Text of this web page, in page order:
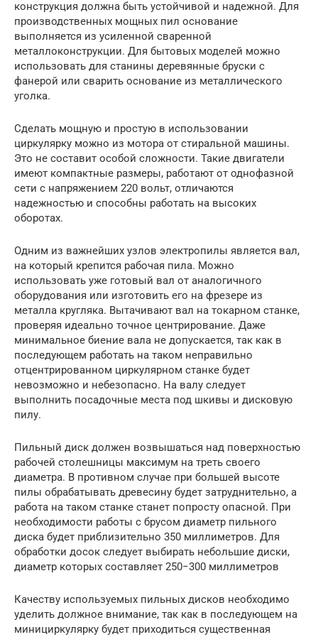
конструкция должна быть устойчивой и надежной. Для
производственных мощных пил основание
выполняется из усиленной сваренной
металлоконструкции. Для бытовых моделей можно
использовать для станины деревянные бруски с
фанерой или сварить основание из металлического
уголка.
Сделать мощную и простую в использовании
циркулярку можно из мотора от стиральной машины.
Это не составит особой сложности. Такие двигатели
имеют компактные размеры, работают от однофазной
сети с напряжением 220 вольт, отличаются
надежностью и способны работать на высоких
оборотах.
Одним из важнейших узлов электропилы является вал,
на который крепится рабочая пила. Можно
использовать уже готовый вал от аналогичного
оборудования или изготовить его на фрезере из
металла кругляка. Вытачивают вал на токарном станке,
проверяя идеально точное центрирование. Даже
минимальное биение вала не допускается, так как в
последующем работать на таком неправильно
отцентрированном циркулярном станке будет
невозможно и небезопасно. На валу следует
выполнить посадочные места под шкивы и дисковую
пилу.
Пильный диск должен возвышаться над поверхностью
рабочей столешницы максимум на треть своего
диаметра. В противном случае при большей высоте
пилы обрабатывать древесину будет затруднительно, а
работа на таком станке станет попросту опасной. При
необходимости работы с брусом диаметр пильного
диска будет приблизительно 350 миллиметров. Для
обработки досок следует выбирать небольшие диски,
диаметр которых составляет 250−300 миллиметров
Качеству используемых пильных дисков необходимо
уделить должное внимание, так как в последующем на
минициркулярку будет приходиться существенная